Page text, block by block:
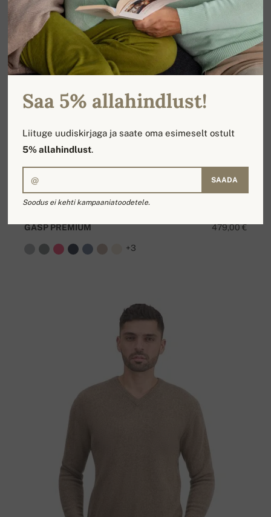
479,00 €
GASP PREMIUM
+3
Saa 5% allahindlust!
Liituge uudiskirjaga ja saate oma esimeselt ostult
5% allahindlust.
SAADA
Soodus ei kehti kampaaniatoodetele.